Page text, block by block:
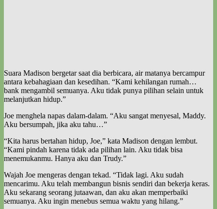
Suara Madison bergetar saat dia berbicara, air matanya bercampur
antara kebahagiaan dan kesedihan. “Kami kehilangan rumah…
bank mengambil semuanya. Aku tidak punya pilihan selain untuk
melanjutkan hidup.”
Joe menghela napas dalam-dalam. “Aku sangat menyesal, Maddy.
Aku bersumpah, jika aku tahu…”
“Kita harus bertahan hidup, Joe,” kata Madison dengan lembut.
“Kami pindah karena tidak ada pilihan lain. Aku tidak bisa
menemukanmu. Hanya aku dan Trudy.”
Wajah Joe mengeras dengan tekad. “Tidak lagi. Aku sudah
mencarimu. Aku telah membangun bisnis sendiri dan bekerja keras.
Aku sekarang seorang jutaawan, dan aku akan memperbaiki
semuanya. Aku ingin menebus semua waktu yang hilang.”